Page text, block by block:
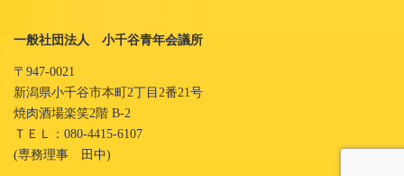
一般社団法人 小千谷青年会議所
〒947-0021
新潟県小千谷市本町2丁目2番21号
焼肉酒場楽笑2階 B-2
ＴＥＬ：080-4415-6107
(専務理事 田中)